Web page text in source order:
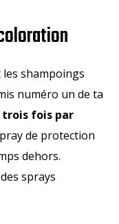
les shampoings
numéro un de ta
trois fois par
de protection
dehors.
sprays